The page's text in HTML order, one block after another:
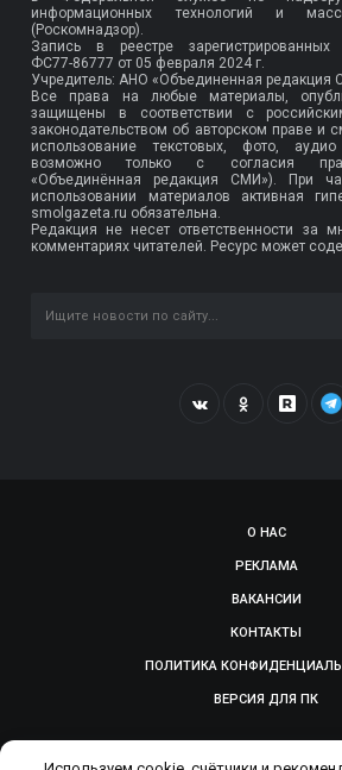
информационных технологий и
(Роскомнадзор).
Запись в реестре
ФС77-86777 от 05 февраля 2024 г.
Учредитель: АНО «Объединенная редакция
Все права на любые материалы,
защищены в соответствии с
законодательством об авторском праве и
использование текстовых, фото,
возможно только с согласия
«Объединённая редакция СМИ»). При
использовании материалов активная
smolgazeta.ru обязательна.
Редакция не несет ответственности за
комментариях читателей. Ресурс может
О НАС
РЕКЛАМА
ВАКАНСИИ
КОНТАКТЫ
ПОЛИТИКА
ВЕРСИЯ ДЛЯ ПК
© 2009-2026, SMOLGAZETA.RU.